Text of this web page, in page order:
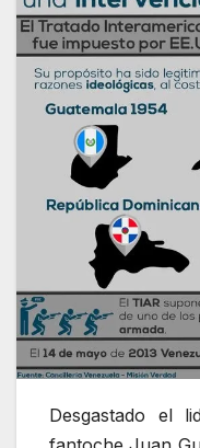
Desgastado el